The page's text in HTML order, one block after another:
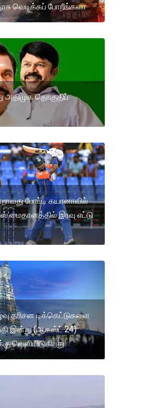
வெடிக்கப் போறீங்களா
அதிமுக தொகுதிப்
போட்டி கயானாவில்
மைதானத்தில் இரவு எட்டு
தரிசன டிக்கெட்டுகளை
இன்று (ஆகஸ்ட் 24)
வெளியிடுகிறது.